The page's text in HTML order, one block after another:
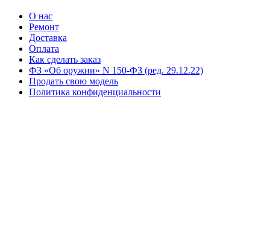
О нас
Ремонт
Доставка
Оплата
Как сделать заказ
ФЗ «Об оружии» N 150-ФЗ (ред. 29.12.22)
Продать свою модель
Политика конфиденциальности